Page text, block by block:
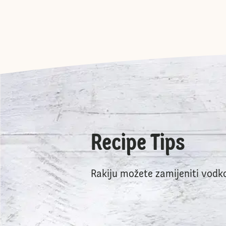
Recipe Tips
Rakiju možete zamijeniti